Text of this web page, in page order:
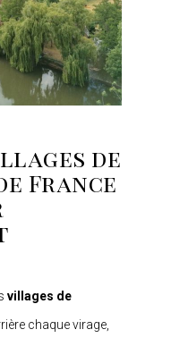
de
France
villages de
chaque virage,